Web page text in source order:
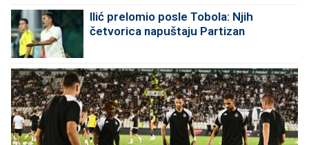
Ilić prelomio posle Tobola: Njih
četvorica napuštaju Partizan